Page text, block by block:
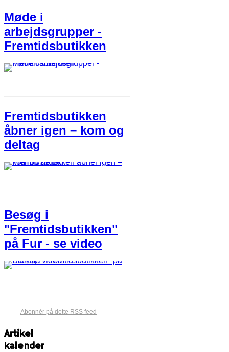
Møde i
arbejdsgrupper -
Fremtidsbutikken
Fremtidsbutikken
åbner igen – kom og
deltag
Besøg i
"Fremtidsbutikken"
på Fur - se video
Abonnér på dette RSS feed
Artikel
kalender